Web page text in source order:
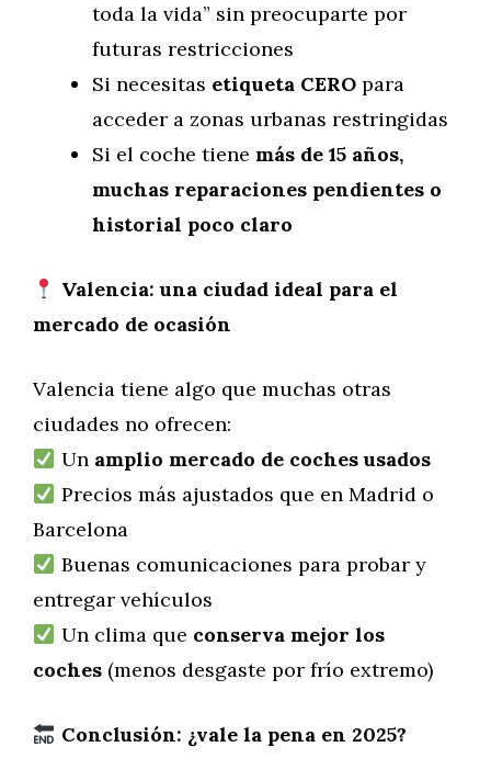
toda la vida” sin preocuparte por
futuras restricciones
Si necesitas etiqueta CERO para
acceder a zonas urbanas restringidas
Si el coche tiene más de 15 años,
muchas reparaciones pendientes o
historial poco claro
Valencia: una ciudad ideal para el
mercado de ocasión
Valencia tiene algo que muchas otras
ciudades no ofrecen:
Un amplio mercado de coches usados
Precios más ajustados que en Madrid o
Barcelona
Buenas comunicaciones para probar y
entregar vehículos
Un clima que conserva mejor los
coches (menos desgaste por frío extremo)
Conclusión: ¿vale la pena en 2025?